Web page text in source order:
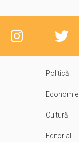
Politică
Economie
Cultură
Editorial